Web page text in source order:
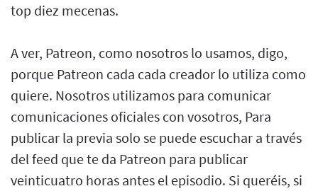
top diez mecenas.
A ver, Patreon, como nosotros lo usamos, digo,
porque Patreon cada cada creador lo utiliza como
quiere. Nosotros utilizamos para comunicar
comunicaciones oficiales con vosotros, Para
publicar la previa solo se puede escuchar a través
del feed que te da Patreon para publicar
veinticuatro horas antes el episodio. Si queréis, si